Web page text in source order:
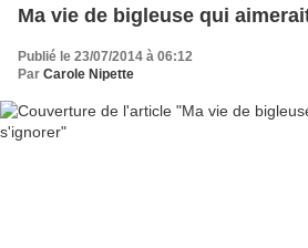
Ma vie de bigleuse qui
Publié le 23/07/2014 à 06:12
Par Carole Nipette